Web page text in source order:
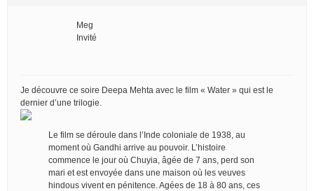
Meg
Invité
Je découvre ce soire Deepa Mehta avec le film « Water » qui est le
dernier d’une trilogie.
Le film se déroule dans l’Inde coloniale de 1938, au
moment où Gandhi arrive au pouvoir. L’histoire
commence le jour où Chuyia, âgée de 7 ans, perd son
mari et est envoyée dans une maison où les veuves
hindous vivent en pénitence. Agées de 18 à 80 ans, ces